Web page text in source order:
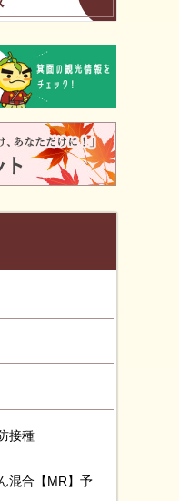
接種
混合【MR】予